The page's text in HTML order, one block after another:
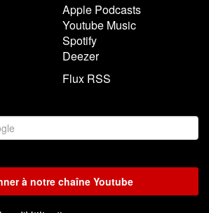
Apple Podcasts
Youtube Music
Spotify
Deezer
Flux RSS